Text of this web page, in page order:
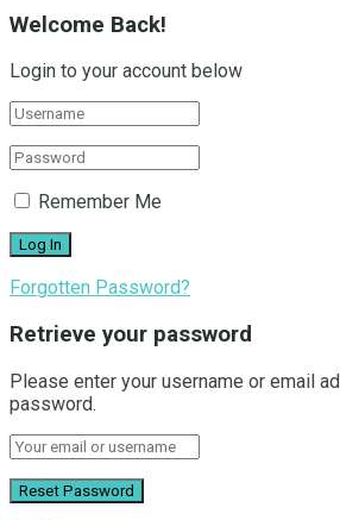
Welcome Back!
Login to your account below
Remember Me
Forgotten Password?
Retrieve your password
Please enter your username or email
password.